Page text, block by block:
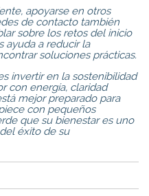
apoyarse en otros
de contacto también
sobre los retos del inicio
ayuda a reducir la
soluciones prácticas.
invertir en la sostenibilidad
con energía, claridad
mejor preparado para
con pequeños
que su bienestar es uno
éxito de su